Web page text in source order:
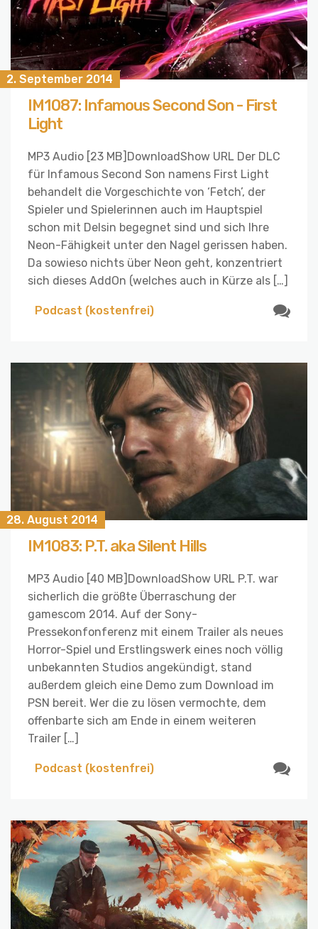
2. September 2014
IM1087: Infamous Second Son - First
Light
MP3 Audio [23 MB]DownloadShow URL Der DLC
für Infamous Second Son namens First Light
behandelt die Vorgeschichte von ‘Fetch’, der
Spieler und Spielerinnen auch im Hauptspiel
schon mit Delsin begegnet sind und sich Ihre
Neon-Fähigkeit unter den Nagel gerissen haben.
Da sowieso nichts über Neon geht, konzentriert
sich dieses AddOn (welches auch in Kürze als […]
Podcast (kostenfrei)
28. August 2014
IM1083: P.T. aka Silent Hills
MP3 Audio [40 MB]DownloadShow URL P.T. war
sicherlich die größte Überraschung der
gamescom 2014. Auf der Sony-
Pressekonfonferenz mit einem Trailer als neues
Horror-Spiel und Erstlingswerk eines noch völlig
unbekannten Studios angekündigt, stand
außerdem gleich eine Demo zum Download im
PSN bereit. Wer die zu lösen vermochte, dem
offenbarte sich am Ende in einem weiteren
Trailer […]
Podcast (kostenfrei)